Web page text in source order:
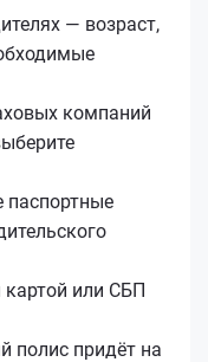
— возраст,
компаний
паспортные
картой или СБП
полис придёт на